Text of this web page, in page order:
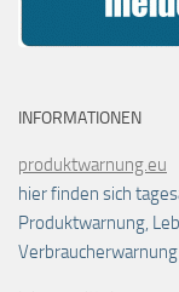
INFORMATIONEN
produktwarnung.eu
hier finden sich
Produktwarnung,
Verbraucherwarnung